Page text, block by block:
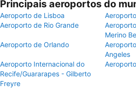
Principais aeroportos do
Aeroporto de Lisboa
Aeroporto de Rio Grande
Merino
Aeroporto de Orlando
Angeles
Aeroporto Internacional do
Recife/Guararapes - Gilberto
Freyre